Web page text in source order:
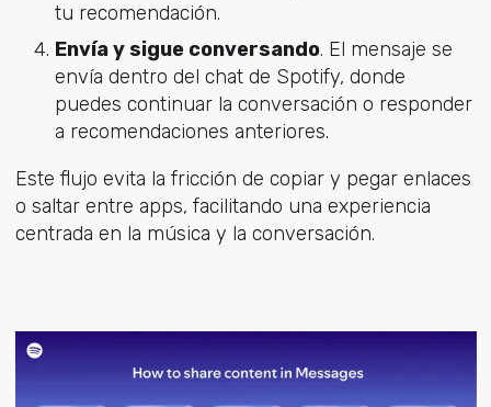
tu recomendación.
Envía y sigue conversando. El mensaje se
envía dentro del chat de Spotify, donde
puedes continuar la conversación o responder
a recomendaciones anteriores.
Este flujo evita la fricción de copiar y pegar enlaces
o saltar entre apps, facilitando una experiencia
centrada en la música y la conversación.